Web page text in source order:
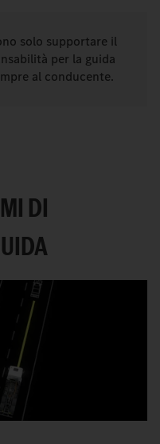
solo supportare il
per la guida
al conducente.
DI